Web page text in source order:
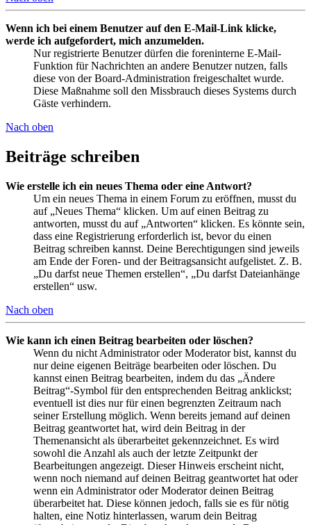
Wenn ich bei einem Benutzer auf den E-Mail-Link klicke,
werde ich aufgefordert, mich anzumelden.
Nur registrierte Benutzer dürfen die foreninterne E-Mail-
Funktion für Nachrichten an andere Benutzer nutzen, falls
diese von der Board-Administration freigeschaltet wurde.
Diese Maßnahme soll den Missbrauch dieses Systems durch
Gäste verhindern.
Nach oben
Beiträge schreiben
Wie erstelle ich ein neues Thema oder eine Antwort?
Um ein neues Thema in einem Forum zu eröffnen, musst du
auf „Neues Thema“ klicken. Um auf einen Beitrag zu
antworten, musst du auf „Antworten“ klicken. Es könnte sein,
dass eine Registrierung erforderlich ist, bevor du einen
Beitrag schreiben kannst. Deine Berechtigungen sind jeweils
am Ende der Foren- und der Beitragsansicht aufgelistet. Z. B.
„Du darfst neue Themen erstellen“, „Du darfst Dateianhänge
erstellen“ usw.
Nach oben
Wie kann ich einen Beitrag bearbeiten oder löschen?
Wenn du nicht Administrator oder Moderator bist, kannst du
nur deine eigenen Beiträge bearbeiten oder löschen. Du
kannst einen Beitrag bearbeiten, indem du das „Ändere
Beitrag“-Symbol für den entsprechenden Beitrag anklickst;
eventuell ist dies nur für einen begrenzten Zeitraum nach
seiner Erstellung möglich. Wenn bereits jemand auf deinen
Beitrag geantwortet hat, wird dein Beitrag in der
Themenansicht als überarbeitet gekennzeichnet. Es wird
sowohl die Anzahl als auch der letzte Zeitpunkt der
Bearbeitungen angezeigt. Dieser Hinweis erscheint nicht,
wenn noch niemand auf deinen Beitrag geantwortet hat oder
wenn ein Administrator oder Moderator deinen Beitrag
überarbeitet hat. Diese können jedoch, falls sie es für nötig
halten, eine Notiz hinterlassen, warum dein Beitrag